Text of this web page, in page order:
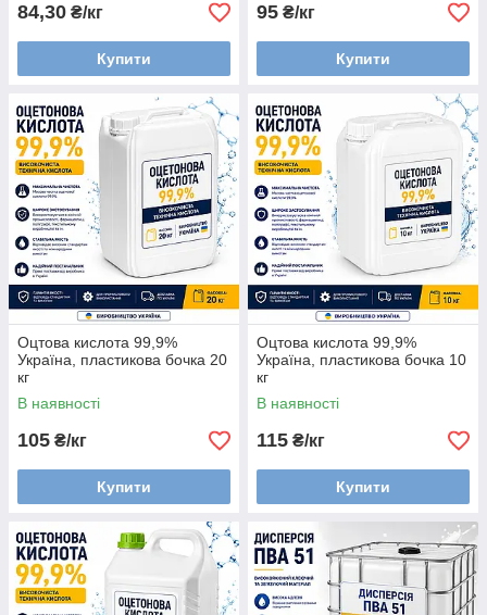
84,30 ₴/кг
Купити
95 ₴/кг
Купити
Оцтова кислота 99,9%
Україна, пластикова бочка 20
кг
В наявності
105 ₴/кг
Купити
Оцтова кислота 99,9%
Україна, пластикова бочка 10
кг
В наявності
115 ₴/кг
Купити